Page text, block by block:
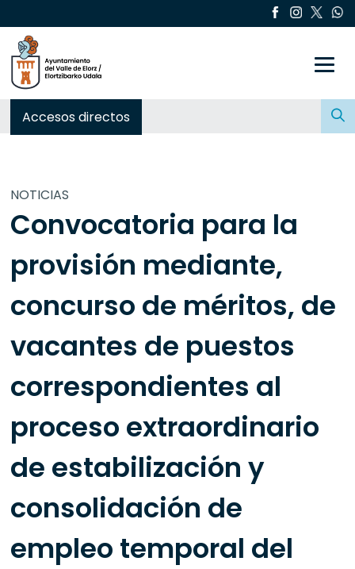
Accesos directos
Buscar:
NOTICIAS
Convocatoria para la
provisión mediante,
concurso de méritos, de
vacantes de puestos
correspondientes al
proceso extraordinario
de estabilización y
consolidación de
empleo temporal del